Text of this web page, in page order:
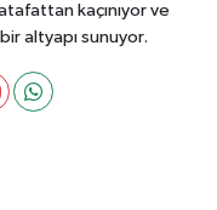
kaçınıyor ve
altyapı sunuyor.